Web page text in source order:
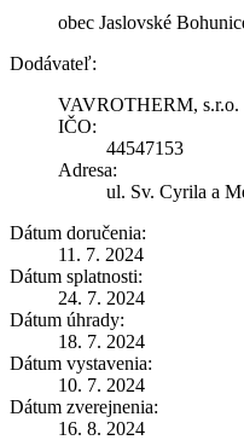
obec Jaslovské
Dodávateľ:
VAVROTHERM, s.r.o.
IČO:
44547153
Adresa:
ul. Sv. Cyrila a
Dátum doručenia:
11. 7. 2024
Dátum splatnosti:
24. 7. 2024
Dátum úhrady:
18. 7. 2024
Dátum vystavenia:
10. 7. 2024
Dátum zverejnenia:
16. 8. 2024